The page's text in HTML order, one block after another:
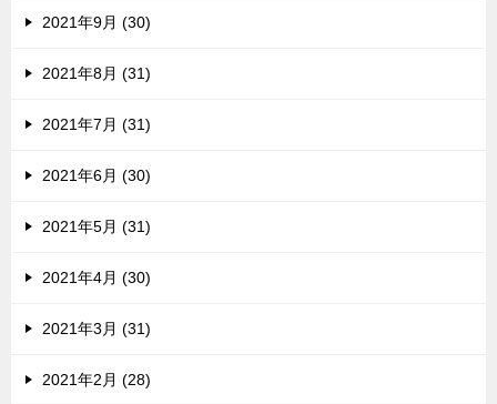
2021年9月 (30)
2021年8月 (31)
2021年7月 (31)
2021年6月 (30)
2021年5月 (31)
2021年4月 (30)
2021年3月 (31)
2021年2月 (28)